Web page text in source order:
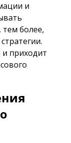
и
тем более,
приходит